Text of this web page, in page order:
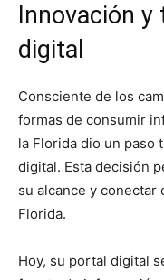
Innovación
digital
Consciente de los
formas de consumir
la Florida dio un paso
digital. Esta decisión
su alcance y
Florida.
Hoy, su portal digital